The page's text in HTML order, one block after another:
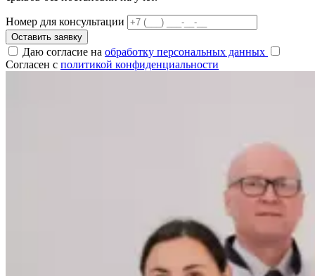
Номер для консультации
Оставить заявку
Даю согласие на обработку персональных данных
Согласен с политикой конфиденциальности